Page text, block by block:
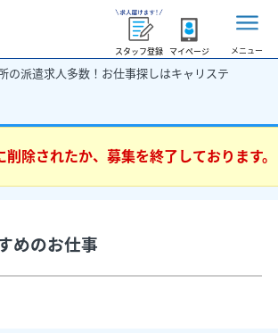
スタッフ登録 マイページ メニュー
の派遣求人多数！お仕事探しはキャリステ
削除されたか、募集を終了しております。
めのお仕事